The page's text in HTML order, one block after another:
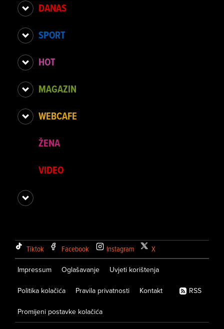
DANAS
SPORT
HOT
MAGAZIN
WEBCAFE
ŽENA
VIDEO
Tiktok Facebook Instagram X
Impressum Oglašavanje Uvjeti korištenja
Politika kolačića Pravila privatnosti Kontakt
Promijeni postavke kolačića
RSS